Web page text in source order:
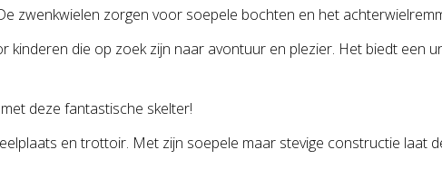
zwenkwielen zorgen voor soepele bochten en het
kinderen die op zoek zijn naar avontuur en plezier. Het biedt een
deze fantastische skelter!
en trottoir. Met zijn soepele maar stevige constructie laat